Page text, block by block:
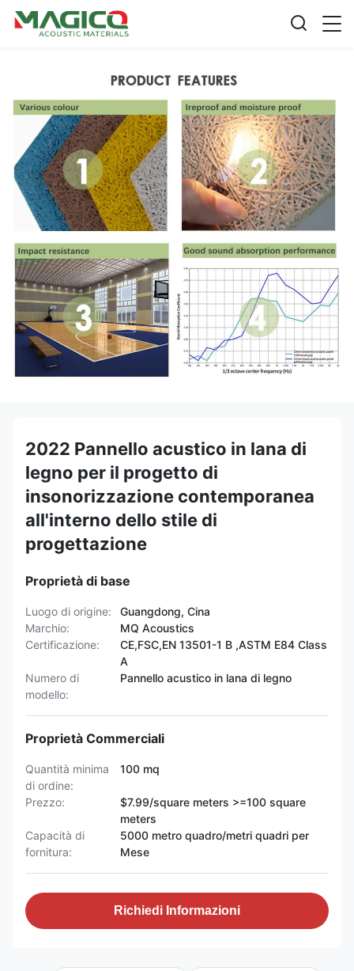
2022 Pannello acustico in lana di
legno per il progetto di
insonorizzazione contemporanea
all'interno dello stile di
progettazione
Proprietà di base
Luogo di origine:
Guangdong, Cina
Marchio:
MQ Acoustics
Certificazione:
CE,FSC,EN 13501-1 B ,ASTM E84 Class
A
Numero di
modello:
Pannello acustico in lana di legno
Proprietà Commerciali
Quantità minima
di ordine:
100 mq
Prezzo:
$7.99/square meters >=100 square
meters
Capacità di
fornitura:
5000 metro quadro/metri quadri per
Mese
Richiedi Informazioni